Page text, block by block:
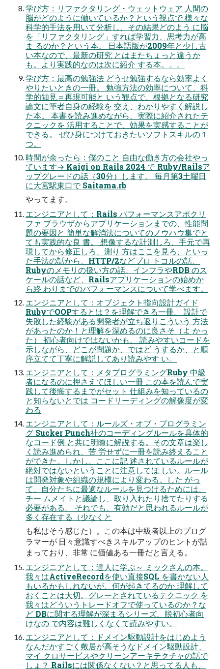
学び方：リファクタリング・ウェットウェア 人間の
脳がどのように働いているか？という視点で 様々な
科学的手法を用いて分析し、その結果どのよう に脳
を「リファクタリング」すれば学習力、思考力が高
ま るのか？という本。 日本語版が2009年と少し古
い本なので、最新の研究 とはまたちょっと違うか
も。より実践的なのは次に紹介 する本。。。
学び方：最高の勉強法 どうせ勉強するなら効率よく
やりたいときの一冊。 勉強方法の効率について、科
学的知見＝再現可能と いう観点で、根拠となる研究
論文に筆者自身の経験を 交え、わかりやすく解説し
た本。 本書を読み進めながら、実際に紹介されたテ
クニックを 活用することで、効果を実感することが
できる。 ぜひ身につけておきたいソフトスキルの１
つ。
時間が余ったら：僕のこと 自由な働き方の会社やっ
ています→ Kaigi on Rails 2024 で Ruby/Railsア
ップグレードの話（30分）します。 毎月第3土曜日
に大宮駅東口で Saitama.rb
やってます。
エンジニアとして：Rails パフォーマンスアポクリ
ファ ブラウザからアプリケーションまでの、性能問
題の要因と 簡単な解消法についてのノウハウ集でと
ても実践的な良 書。 想像するな計測しろ、手元で再
現してから修正しろ、測り 方はここを見ろ、といっ
た手法の話から、HTTP/2などプロ トコルの話、
Rubyのメモリの扱い方の話、インフラやRDB のス
ケールの話など、Railsアプリケーションの始めか
ら終 わりまでのパフォーマンスについて学べます。
エンジニアとして：オブジェクト指向設計ガイド
RubyでOOPするとは？を理解できる一冊。 設計で
失敗した経験がある開発者が立ち返りこういう 方法
があったのか！と理解を深めるのに良さそ（よ かっ
た） 初心者向けではないかも。 読みやすいコードを
示しながら、どこが問題か、ではど うするか、と順
序立てて丁寧に解説してあり読みやす い。
エンジニアとして：メタプログラミングRuby 中級
者になるのに押さえてほしい一冊 この本を読んで実
践して後悔するまでがセット 仕組みを知っているの
と知らないとでは コードリーディングの解像度が変
わる
エンジニアとして：ルールズ・オブ・プログラミン
グ Sucker Punch社のコーディングルールを具体的
なコード例 と共に明瞭に解説する。その文章は楽し
く読み進められ、苦 労せずに一冊を読み終えること
ができた。しかし、ここに記 述されているルールが
絶対ではないということに注意してほ しい。ルール
は開発対象や組織の規模により変わる。した がっ
て、自分たちに最適なルールを見つけるためには、
チー ムメイトと議論し、取り入れたり捨てたりする
必要がある。 それでも、有効だと思われるルールが
多く存在する（少なくと
も私はそう感じた）。この本は中級者以上のプログ
ラマーが 日々意識すべきスキルアップのヒントが詰
まっており、非常 に価値ある一冊だと言える。
エンジニアとして：達人に学ぶ～ ミックさんの本。
我々はActiveRecordを使い直接SQL を書かない人
もいるかもしれないが、何が起きてるのか 理解して
おくことは大切。グレーとされているテクニック を
我々はどういうトレードオフで使っているのか？な
ど DBに関する理解が深まるシリーズ。脱初心者向
けなの で内容は難しくなくて読みやすい。
エンジニアとして：ドメイン駆動設計をはじめよう
なんだかすごく敷居が高そうなドメイン駆動設計、
マイ クロサービスやクリーンアーキテクチャの話で
しょ？ Railsには関係なくない？と思ってる人も、